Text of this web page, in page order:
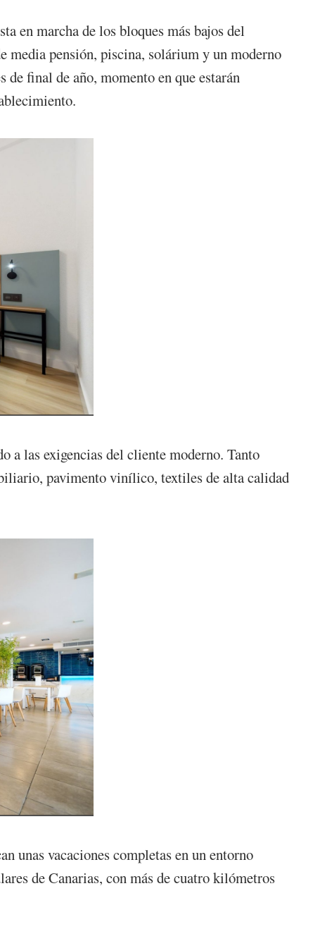
en marcha de los bloques más bajos del
media pensión, piscina, solárium y un moderno
de final de año, momento en que estarán
a las exigencias del cliente moderno. Tanto
pavimento vinílico, textiles de alta calidad
unas vacaciones completas en un entorno
de Canarias, con más de cuatro kilómetros